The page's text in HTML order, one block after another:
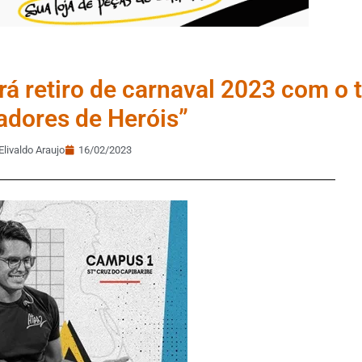
retiro de carnaval 2023 com o
de Heróis”
Araujo 16/02/2023